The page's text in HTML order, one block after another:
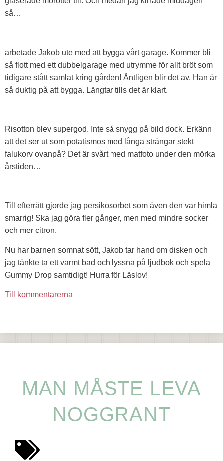
så…
arbetade Jakob ute med att bygga vårt garage. Kommer bli
så flott med ett dubbelgarage med utrymme för allt bröt som
tidigare stått samlat kring gården! Äntligen blir det av. Han är
så duktig på att bygga. Längtar tills det är klart.
Risotton blev supergod. Inte så snygg på bild dock. Erkänn
att det ser ut som potatismos med långa strängar stekt
falukorv ovanpå? Det är svårt med matfoto under den mörka
årstiden…
Till efterrätt gjorde jag persikosorbet som även den var himla
smarrig! Ska jag göra fler gånger, men med mindre socker
och mer citron.
Nu har barnen somnat sött, Jakob tar hand om disken och
jag tänkte ta ett varmt bad och lyssna på ljudbok och spela
Gummy Drop samtidigt! Hurra för Läslov!
Till kommentarerna
MAN MÅSTE LEVA
NOGGRANT